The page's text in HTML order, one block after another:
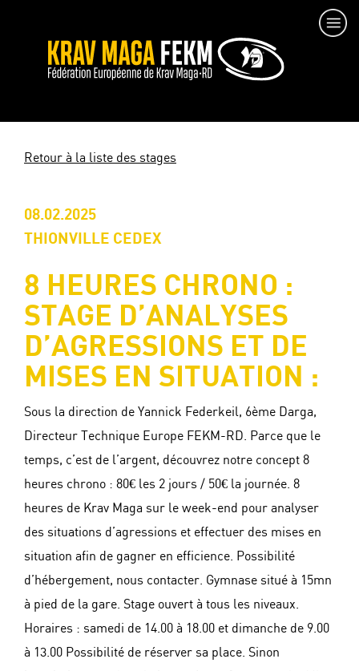
Retour à la liste des stages
08.02.2025
THIONVILLE CEDEX
8 HEURES CHRONO :
STAGE D’ANALYSES
D’AGRESSIONS ET DE
MISES EN SITUATION :
Sous la direction de Yannick Federkeil, 6ème Darga,
Directeur Technique Europe FEKM-RD. Parce que le
temps, c’est de l’argent, découvrez notre concept 8
heures chrono : 80€ les 2 jours / 50€ la journée. 8
heures de Krav Maga sur le week-end pour analyser
des situations d’agressions et effectuer des mises en
situation afin de gagner en efficience. Possibilité
d’hébergement, nous contacter. Gymnase situé à 15mn
à pied de la gare. Stage ouvert à tous les niveaux.
Horaires : samedi de 14.00 à 18.00 et dimanche de 9.00
à 13.00 Possibilité de réserver sa place. Sinon